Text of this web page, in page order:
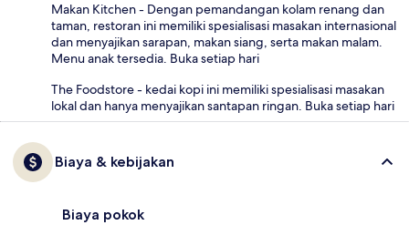
Makan Kitchen - Dengan pemandangan kolam renang dan
taman, restoran ini memiliki spesialisasi masakan internasional
dan menyajikan sarapan, makan siang, serta makan malam.
Menu anak tersedia. Buka setiap hari
The Foodstore - kedai kopi ini memiliki spesialisasi masakan
lokal dan hanya menyajikan santapan ringan. Buka setiap hari
Biaya & kebijakan
Biaya pokok